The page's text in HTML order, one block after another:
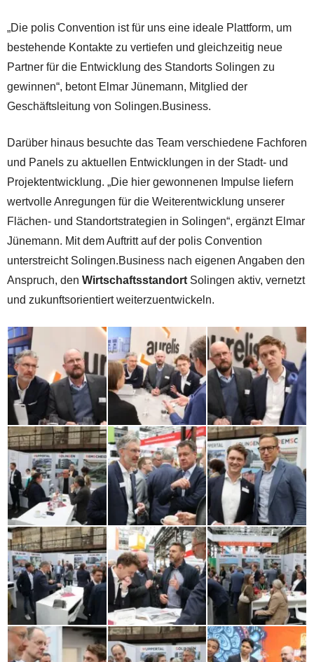
„Die polis Convention ist für uns eine ideale Plattform, um
bestehende Kontakte zu vertiefen und gleichzeitig neue
Partner für die Entwicklung des Standorts Solingen zu
gewinnen“, betont Elmar Jünemann, Mitglied der
Geschäftsleitung von Solingen.Business.
Darüber hinaus besuchte das Team verschiedene Fachforen
und Panels zu aktuellen Entwicklungen in der Stadt- und
Projektentwicklung. „Die hier gewonnenen Impulse liefern
wertvolle Anregungen für die Weiterentwicklung unserer
Flächen- und Standortstrategien in Solingen“, ergänzt Elmar
Jünemann. Mit dem Auftritt auf der polis Convention
unterstreicht Solingen.Business nach eigenen Angaben den
Anspruch, den Wirtschaftsstandort Solingen aktiv, vernetzt
und zukunftsorientiert weiterzuentwickeln.